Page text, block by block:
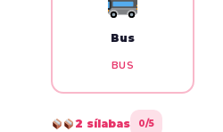
Bus
BUS
2 sílabas 0/5